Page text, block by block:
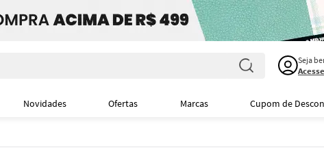
Seja
Novidades Ofertas Marcas Cupom de